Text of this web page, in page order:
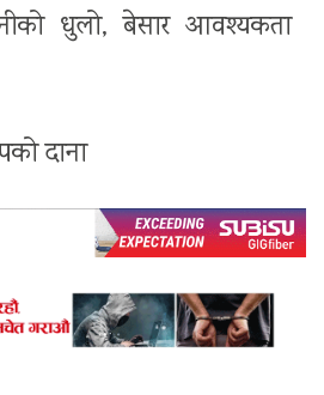
धुलो, बेसार आवश्यकता
दाना